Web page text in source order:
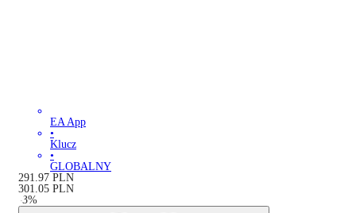
EA App
•
Klucz
•
GLOBALNY
291.97 PLN
301.05 PLN
-3%